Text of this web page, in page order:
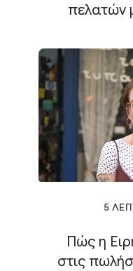
πελατών
5
Πώς η
στις